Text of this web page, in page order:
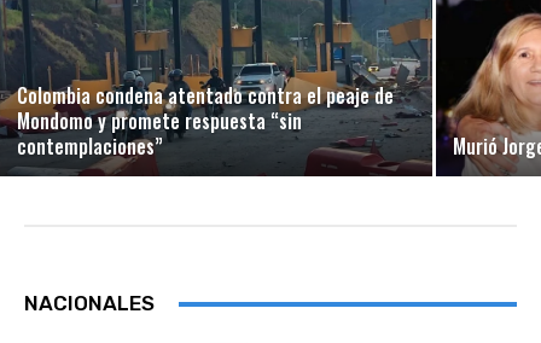
Colombia condena atentado contra el peaje de
Mondomo y promete respuesta “sin
contemplaciones”
Murió
NACIONALES